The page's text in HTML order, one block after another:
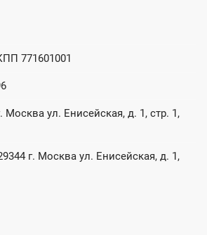
771601001
Москва ул. Енисейская, д. 1, стр. 1,
г. Москва ул. Енисейская, д. 1,